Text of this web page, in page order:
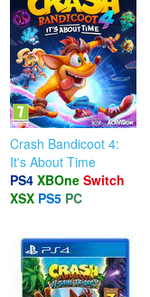
Crash Bandicoot 4:
It's About Time
PS4 XBOne Switch
XSX PS5 PC